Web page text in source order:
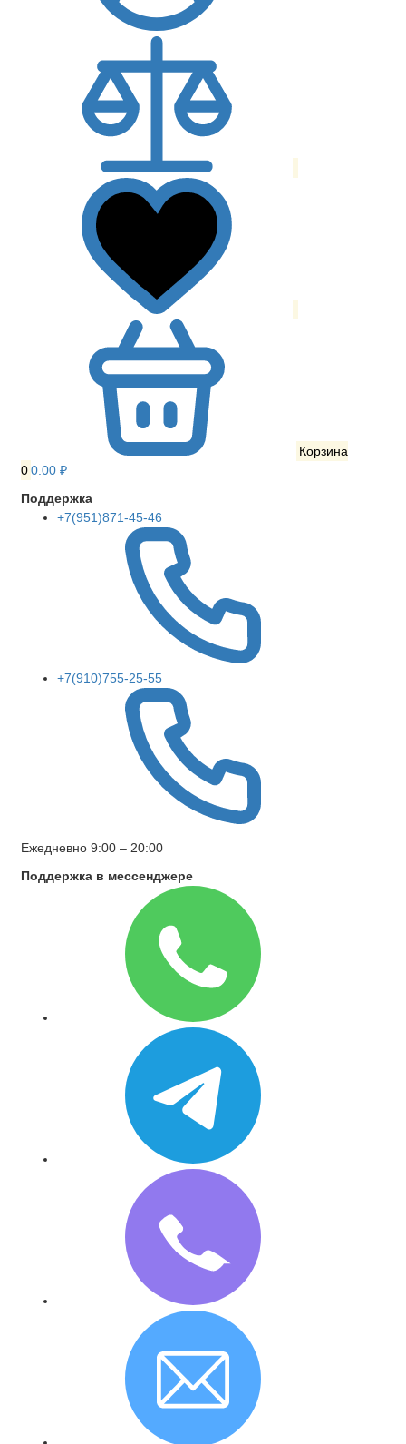
Корзина
00.00 ₽
Поддержка
+7(951)871-45-46
+7(910)755-25-55
Ежедневно 9:00 – 20:00
Поддержка в мессенджере